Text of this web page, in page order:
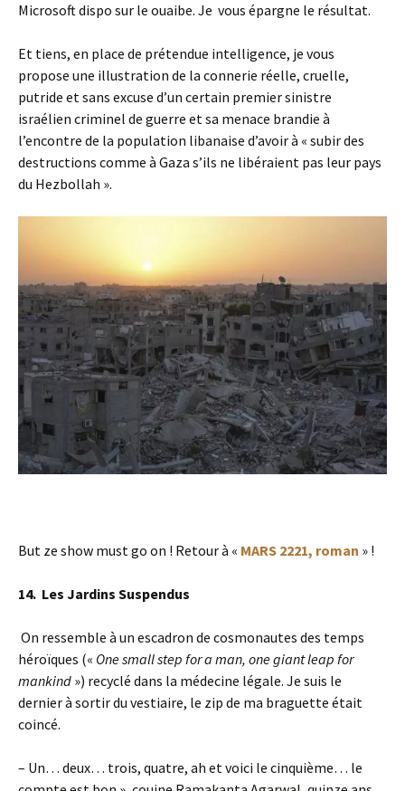
Microsoft dispo sur le ouaibe. Je vous épargne le résultat.
Et tiens, en place de prétendue intelligence, je vous
propose une illustration de la connerie réelle, cruelle,
putride et sans excuse d’un certain premier sinistre
israélien criminel de guerre et sa menace brandie à
l’encontre de la population libanaise d’avoir à « subir des
destructions comme à Gaza s’ils ne libéraient pas leur pays
du Hezbollah ».
But ze show must go on ! Retour à « MARS 2221, roman » !
14. Les Jardins Suspendus
On ressemble à un escadron de cosmonautes des temps
héroïques (« One small step for a man, one giant leap for
mankind ») recyclé dans la médecine légale. Je suis le
dernier à sortir du vestiaire, le zip de ma braguette était
coincé.
– Un… deux… trois, quatre, ah et voici le cinquième… le